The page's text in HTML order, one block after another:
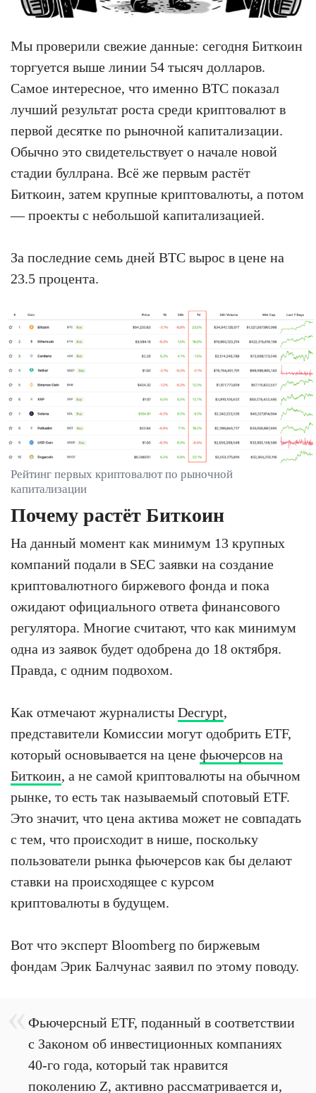
Мы проверили свежие данные: сегодня Биткоин
торгуется выше линии 54 тысяч долларов.
Самое интересное, что именно BTC показал
лучший результат роста среди криптовалют в
первой десятке по рыночной капитализации.
Обычно это свидетельствует о начале новой
стадии буллрана. Всё же первым растёт
Биткоин, затем крупные криптовалюты, а потом
— проекты с небольшой капитализацией.
За последние семь дней BTC вырос в цене на
23.5 процента.
Рейтинг первых криптовалют по рыночной
капитализации
Почему растёт Биткоин
На данный момент как минимум 13 крупных
компаний подали в SEC заявки на создание
криптовалютного биржевого фонда и пока
ожидают официального ответа финансового
регулятора. Многие считают, что как минимум
одна из заявок будет одобрена до 18 октября.
Правда, с одним подвохом.
Как отмечают журналисты Decrypt,
представители Комиссии могут одобрить ETF,
который основывается на цене фьючерсов на
Биткоин, а не самой криптовалюты на обычном
рынке, то есть так называемый спотовый ETF.
Это значит, что цена актива может не совпадать
с тем, что происходит в нише, поскольку
пользователи рынка фьючерсов как бы делают
ставки на происходящее с курсом
криптовалюты в будущем.
Вот что эксперт Bloomberg по биржевым
фондам Эрик Балчунас заявил по этому поводу.
Фьючерсный ETF, поданный в соответствии
с Законом об инвестиционных компаниях
40-го года, который так нравится
поколению Z, активно рассматривается и,